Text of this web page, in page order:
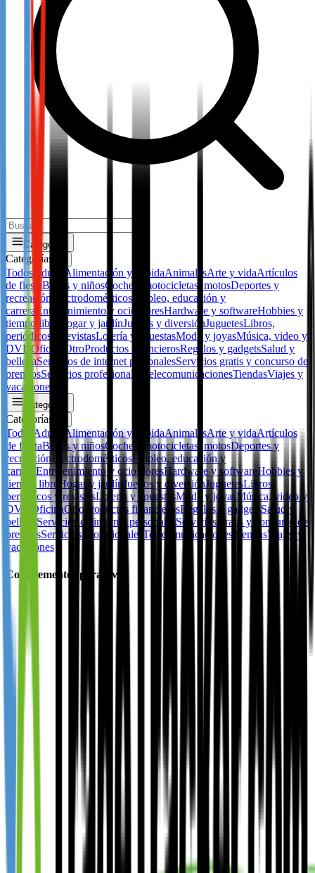
Categorías
Categorías
Todos Adulto Alimentación y bebidaAnimalesArte y vidaArtículos
de fiestaBebes y niñosCoches, motocicletas, motosDeportes y
recreación
Electrodomésticos Empleo, educación y
carrera Entretenimiento y ocio FloresHardware y softwareHobbies y
tiempo libre
Hogar y jardínJuegos y diversiónJuguetesLibros,
periódicos y revistasLotería y apuestasModa y joyasMúsica, video y
DVD Oficina OtroProductos financierosRegalos y gadgetsSalud y
bellezaServicios de internet personalesServicios gratis y concurso de
premiosServicios profesionales TelecomunicacionesTiendasViajes y
vacaciones
Categorías
Categorías
Todos Adulto Alimentación y bebidaAnimalesArte y vidaArtículos
de fiestaBebes y niñosCoches, motocicletas, motosDeportes y
recreaciónElectrodomésticosEmpleo, educación y
carrera Entretenimiento y ocioFloresHardware y softwareHobbies y
tiempo libre Hogar y jardín Juegos y diversiónJuguetesLibros,
periódicos y revistasLotería y apuestasModa y joyasMúsica, video y
DVD
OficinaOtro Productos financierosRegalos y gadgetsSalud y
belleza Servicios de internet personalesServicios gratis y concurso de
premiosServicios profesionales Telecomunicaciones TiendasViajes y
vacaciones
Complementos para Aves